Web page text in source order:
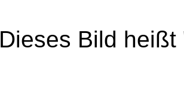
Dieses Bild